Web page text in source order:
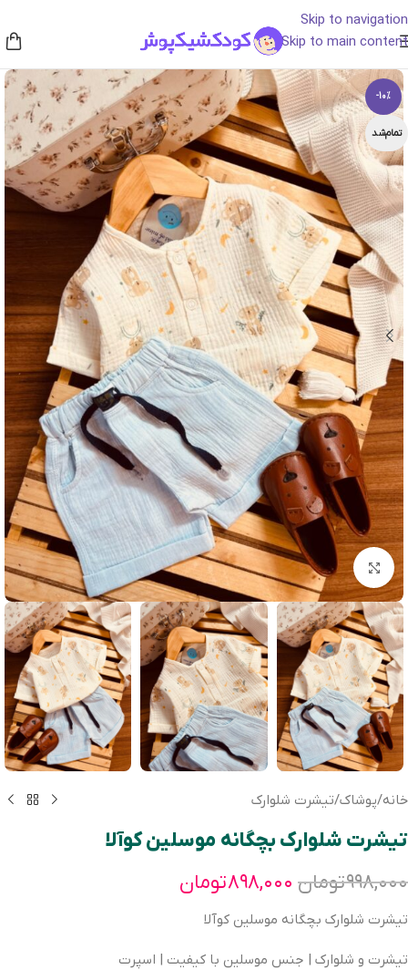
Skip to navigation
Skip to main content
-10%
تمام‌شد
بزرگنمایی تصویر
خانه/پوشاک/تیشرت شلوارک
تیشرت شلوارک بچگانه موسلین کوآلا
۹۹۸,۰۰۰تومان ۸۹۸,۰۰۰تومان
تیشرت شلوارک بچگانه موسلین کوآلا
تیشرت و شلوارک | جنس موسلین با کیفیت | اسپرت